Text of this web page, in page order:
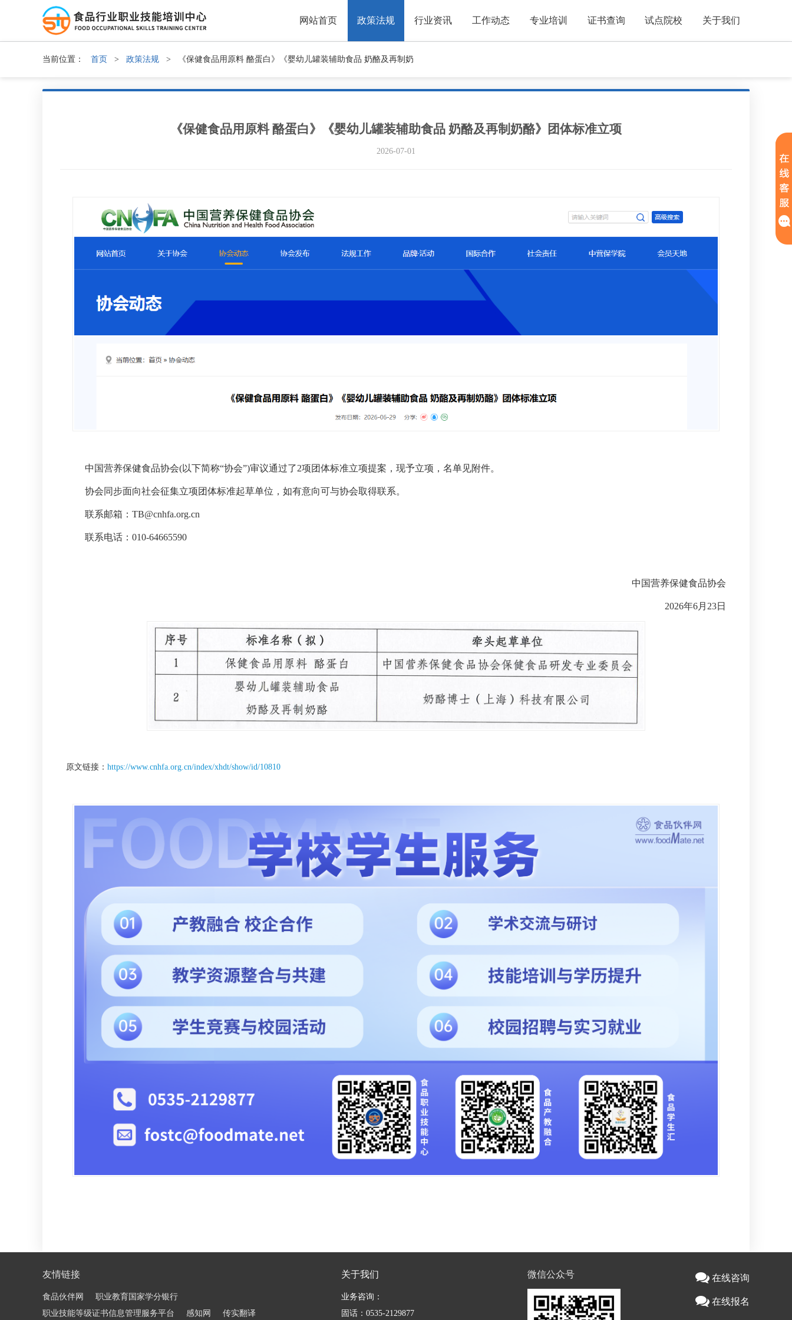
网站首页 政策法规 行业资讯 工作动态 专业培训 证书查询 试点院校 关于我们
当前位置： 首页 > 政策法规 > 《保健食品用原料 酪蛋白》《婴幼儿罐装辅助食品 奶酪及再制奶
《保健食品用原料 酪蛋白》《婴幼儿罐装辅助食品 奶酪及再制奶酪》团体标准立项
2026-07-01
中国营养保健食品协会(以下简称“协会”)审议通过了2项团体标准立项提案，现予立项，名单见附件。
协会同步面向社会征集立项团体标准起草单位，如有意向可与协会取得联系。
联系邮箱：TB@cnhfa.org.cn
联系电话：010-64665590
中国营养保健食品协会
2026年6月23日
原文链接： https://www.cnhfa.org.cn/index/xhdt/show/id/10810
友情链接
食品伙伴网
职业教育国家学分银行
职业技能等级证书信息管理服务平台
感知网 传实翻译
关于我们
业务咨询：
固话：0535-2129877
微信公众号 在线咨询
在线报名